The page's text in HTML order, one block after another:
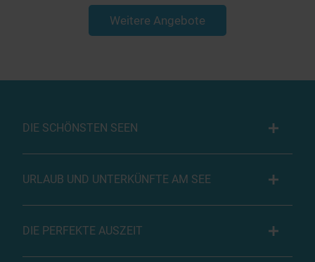
Weitere Angebote
DIE SCHÖNSTEN SEEN
URLAUB UND UNTERKÜNFTE AM SEE
DIE PERFEKTE AUSZEIT